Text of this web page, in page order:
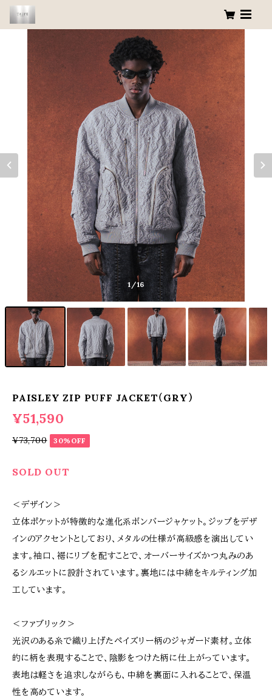
1 /16
PAISLEY ZIP PUFF JACKET（GRY）
¥51,590
¥73,700 30%OFF
SOLD OUT
＜デザイン＞
立体ポケットが特徴的な進化系ボンバージャケット。ジップをデザ
インのアクセントとしており、メタルの仕様が高級感を演出してい
ます。袖口、裾にリブを配すことで、オーバーサイズかつ丸みのあ
るシルエットに設計されています。裏地には中綿をキルティング加
工しています。
＜ファブリック＞
光沢のある糸で織り上げたペイズリー柄のジャガード素材。立体
的に柄を表現することで、陰影をつけた柄に仕上がっています。
表地は軽さを追求しながらも、中綿を裏面に入れることで、保温
性を高めています。